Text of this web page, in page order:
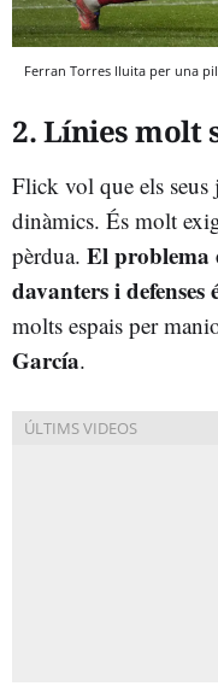
Ferran Torres lluita per una
2. Línies molt
Flick vol que els
dinàmics. És molt
pèrdua. El problema
davanters i defenses
molts espais per
García.